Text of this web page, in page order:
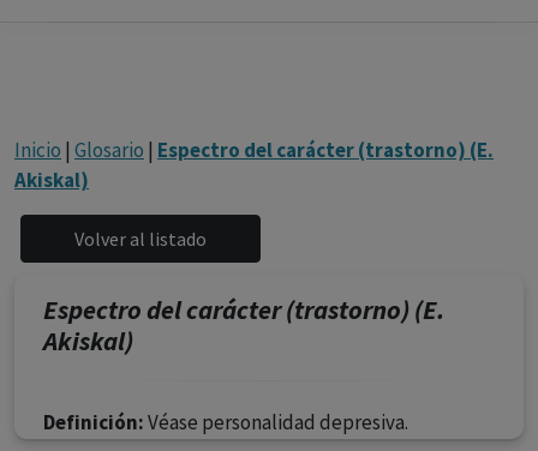
Inicio | Glosario | Espectro del carácter (trastorno) (E.
Akiskal)
Espectro del carácter (trastorno) (E.
Akiskal)
Definición:Véase personalidad depresiva.